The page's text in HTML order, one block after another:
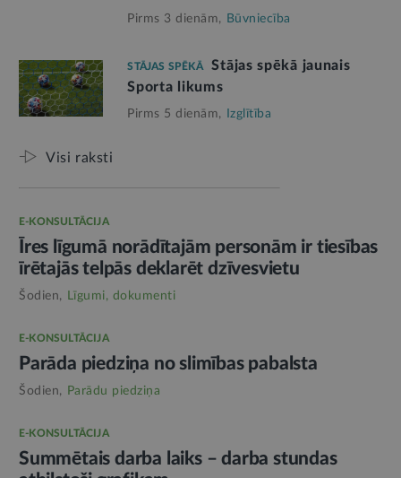
Pirms 3 dienām, Būvniecība
STĀJAS SPĒKĀ
Stājas spēkā jaunais
Sporta likums
Pirms 5 dienām, Izglītība
Visi raksti
E-KONSULTĀCIJA
Īres līgumā norādītajām personām ir tiesības
īrētajās telpās deklarēt dzīvesvietu
Šodien, Līgumi, dokumenti
E-KONSULTĀCIJA
Parāda piedziņa no slimības pabalsta
Šodien, Parādu piedziņa
E-KONSULTĀCIJA
Summētais darba laiks – darba stundas